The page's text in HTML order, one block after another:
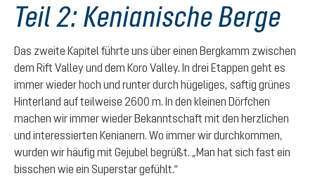
Teil 2: Kenianische Berge
Das zweite Kapitel führte uns über einen Bergkamm zwischen
dem Rift Valley und dem Koro Valley. In drei Etappen geht es
immer wieder hoch und runter durch hügeliges, saftig grünes
Hinterland auf teilweise 2600 m. In den kleinen Dörfchen
machen wir immer wieder Bekanntschaft mit den herzlichen
und interessierten Kenianern. Wo immer wir durchkommen,
wurden wir häufig mit Gejubel begrüßt. „Man hat sich fast ein
bisschen wie ein Superstar gefühlt.“